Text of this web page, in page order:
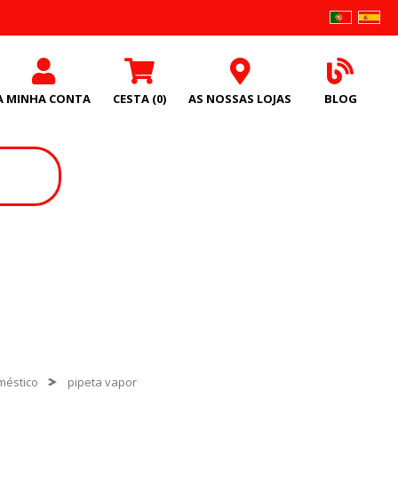
MINHA CONTA CESTA (0) AS NOSSAS LOJAS BLOG
pipeta vapor